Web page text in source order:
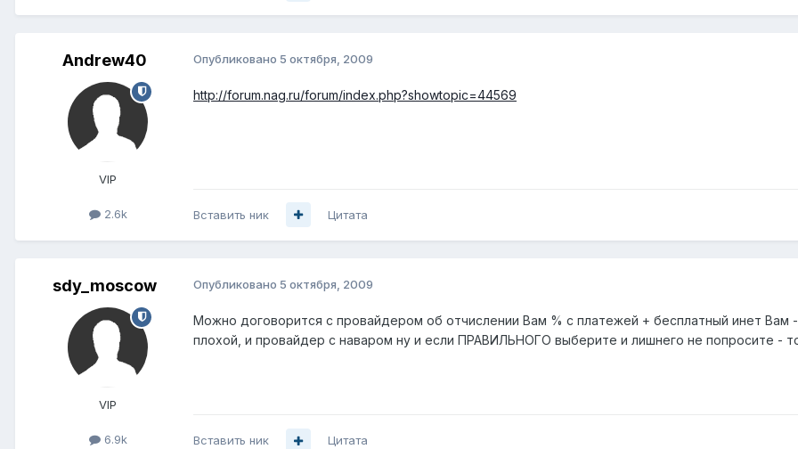
Andrew40
VIP
2.6k
Опубликовано 5 октября, 2009
http://forum.nag.ru/forum/index.php?showtopic=44569
Вставить ник Цитата
sdy_moscow
VIP
6.9k
Опубликовано 5 октября, 2009
Можно договорится с провайдером об отчислении Вам % с платежей + бесплатный инет
плохой, и провайдер с наваром ну и если ПРАВИЛЬНОГО выберите и лишнего не попросите -
Вставить ник Цитата